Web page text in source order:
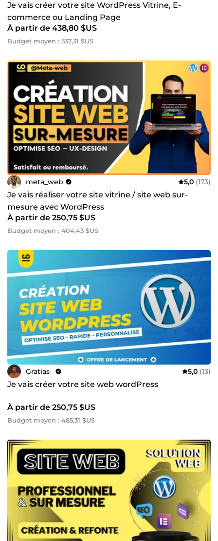
Je vais créer votre site WordPress Vitrine, E-
commerce ou Landing Page
À partir de 438,80 $US
Budget moyen : 537,31 $US
meta_web 5,0 (173)
Je vais réaliser votre site vitrine / site web sur-
mesure avec WordPress
À partir de 250,75 $US
Budget moyen : 404,43 $US
Gratias_ 5,0 (13)
Je vais créer votre site web wordPress
À partir de 250,75 $US
Budget moyen : 485,31 $US